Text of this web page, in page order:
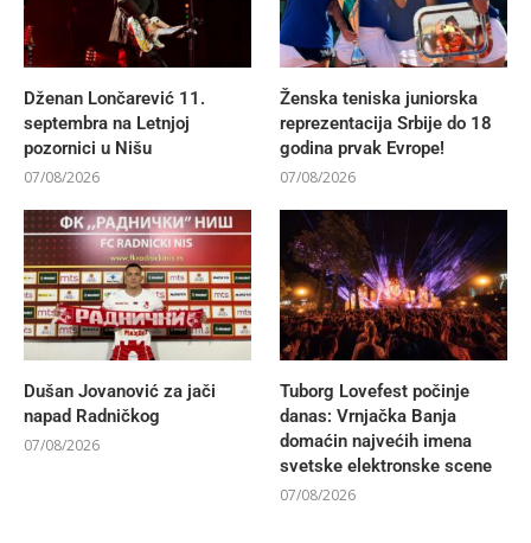
Dženan Lončarević 11.
septembra na Letnjoj
pozornici u Nišu
07/08/2026
Ženska teniska juniorska
reprezentacija Srbije do 18
godina prvak Evrope!
07/08/2026
Dušan Jovanović za jači
napad Radničkog
07/08/2026
Tuborg Lovefest počinje
danas: Vrnjačka Banja
domaćin najvećih imena
svetske elektronske scene
07/08/2026